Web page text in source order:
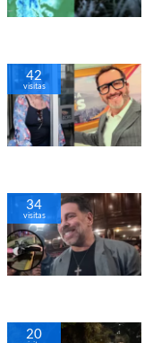
42
visitas
34
visitas
20